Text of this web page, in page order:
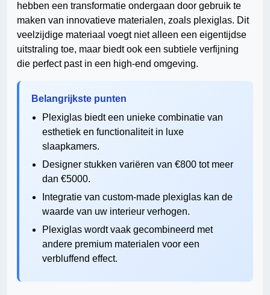
hebben een transformatie ondergaan door gebruik te
maken van innovatieve materialen, zoals plexiglas. Dit
veelzijdige materiaal voegt niet alleen een eigentijdse
uitstraling toe, maar biedt ook een subtiele verfijning
die perfect past in een high-end omgeving.
Belangrijkste punten
Plexiglas biedt een unieke combinatie van
esthetiek en functionaliteit in luxe
slaapkamers.
Designer stukken variëren van €800 tot meer
dan €5000.
Integratie van custom-made plexiglas kan de
waarde van uw interieur verhogen.
Plexiglas wordt vaak gecombineerd met
andere premium materialen voor een
verbluffend effect.